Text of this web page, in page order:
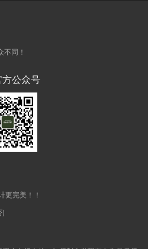
同！
方公众号
更完美！！
)